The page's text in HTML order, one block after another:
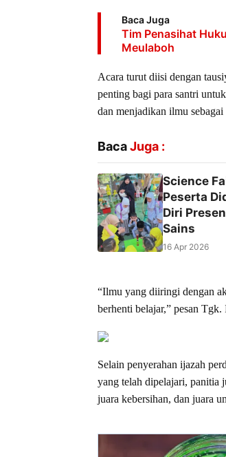
Baca Juga
Tim Penasihat
Meulaboh
Acara turut diisi dengan
penting bagi para santri
dan menjadikan ilmu
BacaJuga :
Science
Peserta
Diri
Sains
16 Apr 2026
“Ilmu yang diiringi dengan
berhenti belajar,” pesan
Selain penyerahan ijazah
yang telah dipelajari, panitia
juara kebersihan, dan juara